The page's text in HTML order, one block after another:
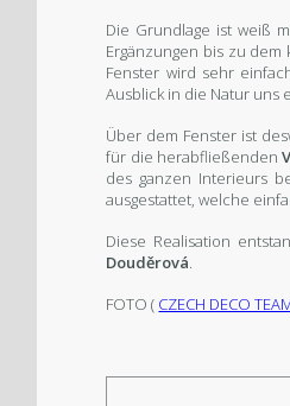
Die Grundlage ist weiß
Ergänzungen bis zu
Fenster wird sehr
Ausblick in die Natur uns
Über dem Fenster ist
für die herabfließenden
des ganzen Interieurs
ausgestattet, welche
Diese Realisation
Douděrová.
FOTO ( CZECH DECO